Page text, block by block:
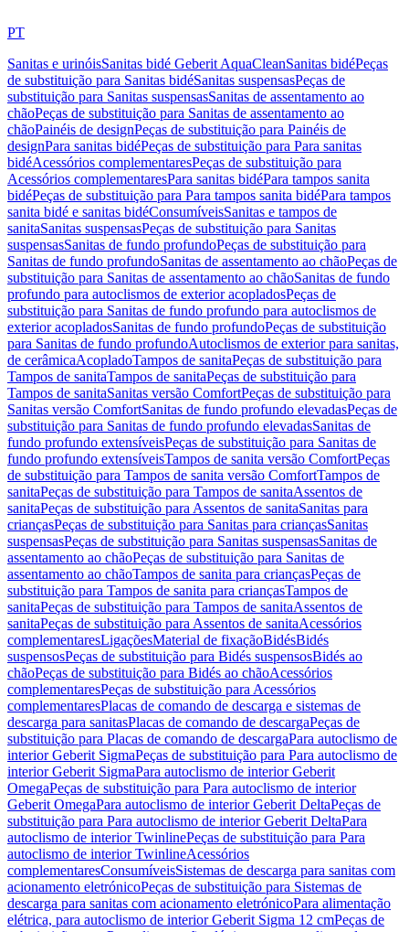
PT
Sanitas e urinóisSanitas bidé Geberit AquaCleanSanitas bidéPeças
de substituição para Sanitas bidéSanitas suspensasPeças de
substituição para Sanitas suspensasSanitas de assentamento ao
chãoPeças de substituição para Sanitas de assentamento ao
chãoPainéis de designPeças de substituição para Painéis de
designPara sanitas bidéPeças de substituição para Para sanitas
bidéAcessórios complementaresPeças de substituição para
Acessórios complementaresPara sanitas bidéPara tampos sanita
bidéPeças de substituição para Para tampos sanita bidéPara tampos
sanita bidé e sanitas bidéConsumíveisSanitas e tampos de
sanitaSanitas suspensasPeças de substituição para Sanitas
suspensasSanitas de fundo profundoPeças de substituição para
Sanitas de fundo profundoSanitas de assentamento ao chãoPeças de
substituição para Sanitas de assentamento ao chãoSanitas de fundo
profundo para autoclismos de exterior acopladosPeças de
substituição para Sanitas de fundo profundo para autoclismos de
exterior acopladosSanitas de fundo profundoPeças de substituição
para Sanitas de fundo profundoAutoclismos de exterior para sanitas,
de cerâmicaAcopladoTampos de sanitaPeças de substituição para
Tampos de sanitaTampos de sanitaPeças de substituição para
Tampos de sanitaSanitas versão ComfortPeças de substituição para
Sanitas versão ComfortSanitas de fundo profundo elevadasPeças de
substituição para Sanitas de fundo profundo elevadasSanitas de
fundo profundo extensíveisPeças de substituição para Sanitas de
fundo profundo extensíveisTampos de sanita versão ComfortPeças
de substituição para Tampos de sanita versão ComfortTampos de
sanitaPeças de substituição para Tampos de sanitaAssentos de
sanitaPeças de substituição para Assentos de sanitaSanitas para
criançasPeças de substituição para Sanitas para criançasSanitas
suspensasPeças de substituição para Sanitas suspensasSanitas de
assentamento ao chãoPeças de substituição para Sanitas de
assentamento ao chãoTampos de sanita para criançasPeças de
substituição para Tampos de sanita para criançasTampos de
sanitaPeças de substituição para Tampos de sanitaAssentos de
sanitaPeças de substituição para Assentos de sanitaAcessórios
complementaresLigaçõesMaterial de fixaçãoBidésBidés
suspensosPeças de substituição para Bidés suspensosBidés ao
chãoPeças de substituição para Bidés ao chãoAcessórios
complementaresPeças de substituição para Acessórios
complementaresPlacas de comando de descarga e sistemas de
descarga para sanitasPlacas de comando de descargaPeças de
substituição para Placas de comando de descargaPara autoclismo de
interior Geberit SigmaPeças de substituição para Para autoclismo de
interior Geberit SigmaPara autoclismo de interior Geberit
OmegaPeças de substituição para Para autoclismo de interior
Geberit OmegaPara autoclismo de interior Geberit DeltaPeças de
substituição para Para autoclismo de interior Geberit DeltaPara
autoclismo de interior TwinlinePeças de substituição para Para
autoclismo de interior TwinlineAcessórios
complementaresConsumíveisSistemas de descarga para sanitas com
acionamento eletrónicoPeças de substituição para Sistemas de
descarga para sanitas com acionamento eletrónicoPara alimentação
elétrica, para autoclismo de interior Geberit Sigma 12 cmPeças de